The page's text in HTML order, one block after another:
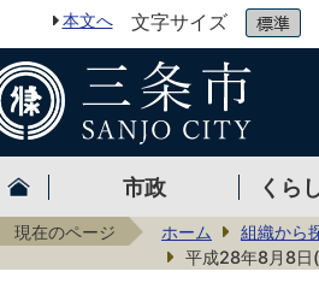
本文へ 文字サイズ
市政 くら
現在のページ ホーム
組織から
平成28年8月8日